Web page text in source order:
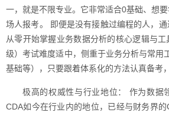
一，就是不限专业。它非常适合0基础、想
场人报考。 即便是没有接触过编程的人，
从零开始掌握业务数据分析的核心逻辑与
级）考试难度适中，侧重于业务分析与常用
基础等），只要跟着体系化的方法认真备考
极高的权威性与行业地位： 作为数据
CDA如今在行业内的地位，已经与财务界